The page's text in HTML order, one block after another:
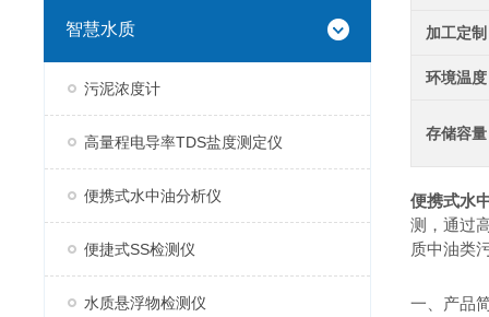
智慧水质
污泥浓度计
高量程电导率TDS盐度测定仪
便携式水中油分析仪
便捷式SS检测仪
水质悬浮物检测仪
加工定制
环境温度
存储容量
便携式水
测，通过
质中油类
一、产品